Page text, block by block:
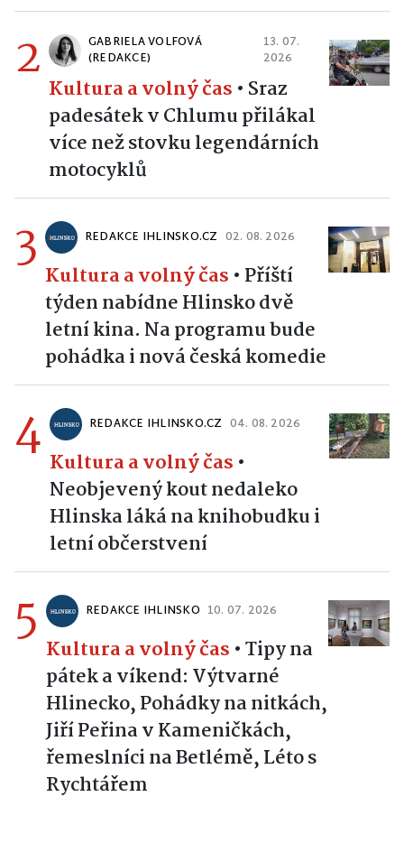
2
GABRIELA VOLFOVÁ
(REDAKCE)
13. 07.
2026
Kultura a volný čas • Sraz
padesátek v Chlumu přilákal
více než stovku legendárních
motocyklů
3 REDAKCE IHLINSKO.CZ 02. 08. 2026
Kultura a volný čas • Příští
týden nabídne Hlinsko dvě
letní kina. Na programu bude
pohádka i nová česká komedie
4 REDAKCE IHLINSKO.CZ 04. 08. 2026
Kultura a volný čas •
Neobjevený kout nedaleko
Hlinska láká na knihobudku i
letní občerstvení
5 REDAKCE IHLINSKO 10. 07. 2026
Kultura a volný čas •Tipy na
pátek a víkend: Výtvarné
Hlinecko, Pohádky na nitkách,
Jiří Peřina v Kameničkách,
řemeslníci na Betlémě, Léto s
Rychtářem